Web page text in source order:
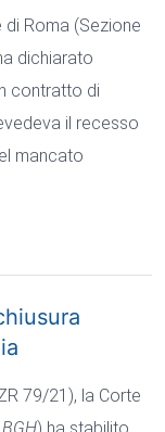
di Roma (Sezione
dichiarato
contratto di
il recesso
mancato
79/21), la Corte